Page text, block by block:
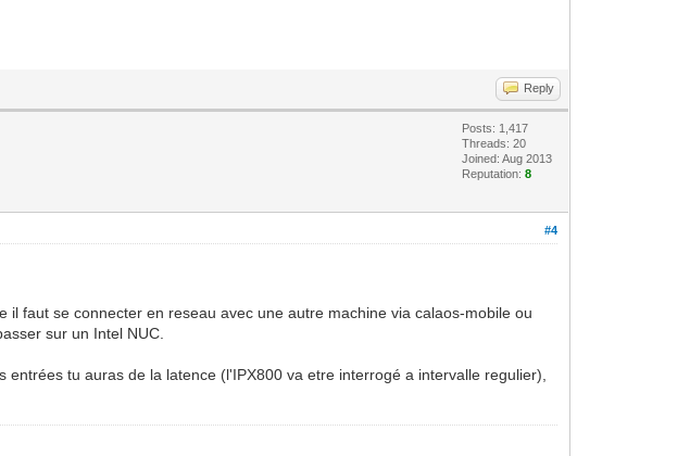
Reply
Posts: 1,417
Threads: 20
Joined: Aug 2013
Reputation:8
#4
faut se connecter en reseau avec une autre machine via calaos-mobile ou
sur un Intel NUC.
tu auras de la latence (l'IPX800 va etre interrogé a intervalle regulier),